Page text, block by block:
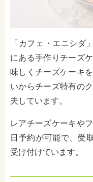
「カフェ・エニシダ
にある手作りチーズ
味しくチーズケーキ
いからチーズ特有の
夫しています。
レアチーズケーキや
日予約が可能で、受
受け付けています。